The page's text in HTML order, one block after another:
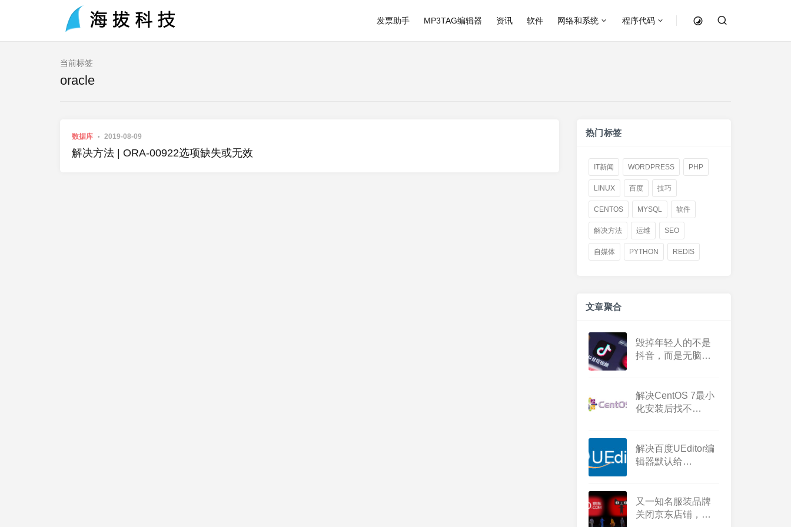
发票助手 MP3TAG编辑器 资讯 软件 网络和系统 程序代码
当前标签
oracle
数据库 2019-08-09
解决方法 | ORA-00922选项缺失或无效
热门标签
IT新闻 WORDPRESS PHP
LINUX 百度 技巧
CENTOS MYSQL 软件
解决方法 运维 SEO
自媒体 PYTHON REDIS
文章聚合
毁掉年轻人的不是
抖音，而是无脑鸡
解决CentOS 7最小
化安装后找不
解决百度UEditor编
辑器默认给
又一知名服装品牌
关闭京东店铺，二